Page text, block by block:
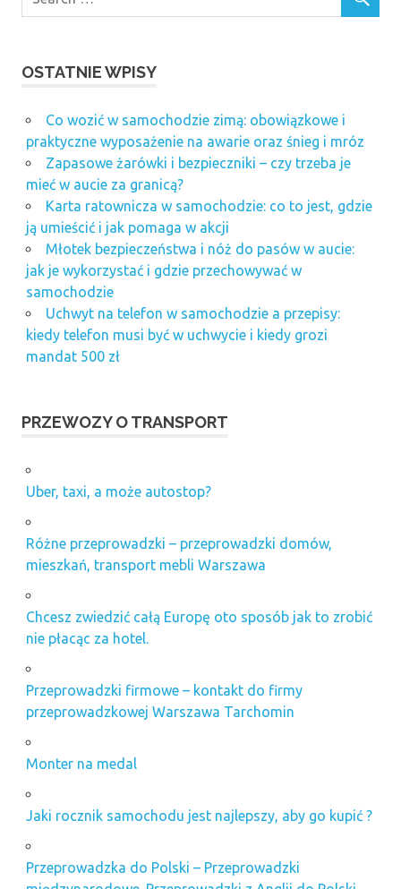
OSTATNIE WPISY
Co wozić w samochodzie zimą: obowiązkowe i
praktyczne wyposażenie na awarie oraz śnieg i mróz
Zapasowe żarówki i bezpieczniki – czy trzeba je
mieć w aucie za granicą?
Karta ratownicza w samochodzie: co to jest, gdzie
ją umieścić i jak pomaga w akcji
Młotek bezpieczeństwa i nóż do pasów w aucie:
jak je wykorzystać i gdzie przechowywać w
samochodzie
Uchwyt na telefon w samochodzie a przepisy:
kiedy telefon musi być w uchwycie i kiedy grozi
mandat 500 zł
PRZEWOZY O TRANSPORT
Uber, taxi, a może autostop?
Różne przeprowadzki – przeprowadzki domów,
mieszkań, transport mebli Warszawa
Chcesz zwiedzić całą Europę oto sposób jak to zrobić
nie płacąc za hotel.
Przeprowadzki firmowe – kontakt do firmy
przeprowadzkowej Warszawa Tarchomin
Monter na medal
Jaki rocznik samochodu jest najlepszy, aby go kupić ?
Przeprowadzka do Polski – Przeprowadzki